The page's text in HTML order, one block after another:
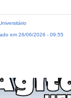
em 26/06/2026 - 09:55